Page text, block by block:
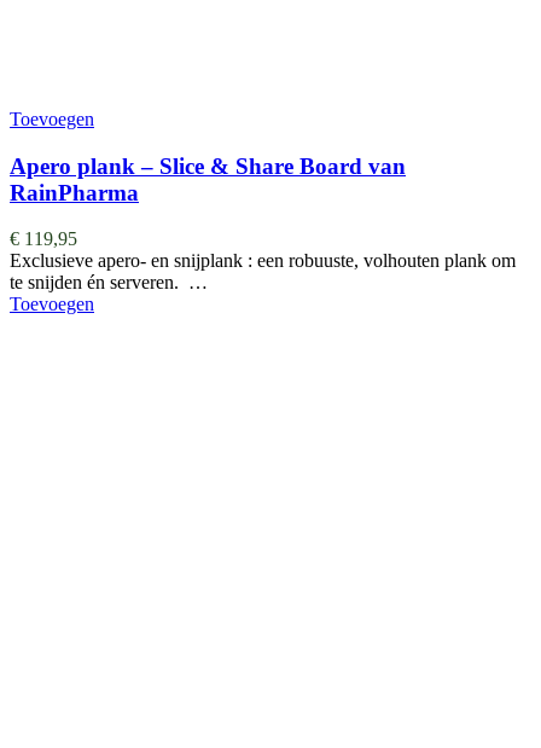
Toevoegen
Apero plank – Slice & Share Board van
RainPharma
€ 119,95
Exclusieve apero- en snijplank : een robuuste, volhouten plank om
te snijden én serveren. …
Toevoegen